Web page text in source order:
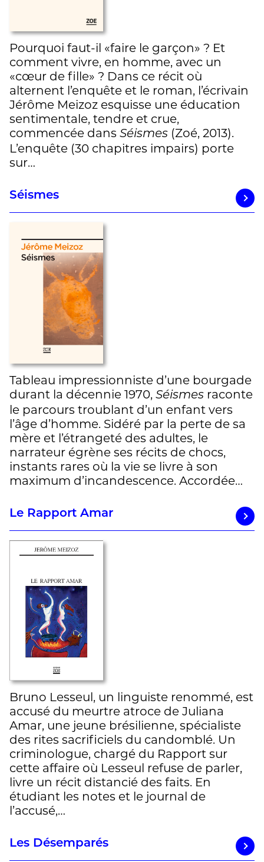
Pourquoi faut-il «faire le garçon» ? Et
comment vivre, en homme, avec un
«cœur de fille» ? Dans ce récit où
alternent l’enquête et le roman, l’écrivain
Jérôme Meizoz esquisse une éducation
sentimentale, tendre et crue,
commencée dans Séismes (Zoé, 2013).
L’enquête (30 chapitres impairs) porte
sur…
Séismes
Tableau impressionniste d’une bourgade
durant la décennie 1970, Séismes raconte
le parcours troublant d’un enfant vers
l’âge d’homme. Sidéré par la perte de sa
mère et l’étrangeté des adultes, le
narrateur égrène ses récits de chocs,
instants rares où la vie se livre à son
maximum d’incandescence. Accordée…
Le Rapport Amar
Bruno Lesseul, un linguiste renommé, est
accusé du meurtre atroce de Juliana
Amar, une jeune brésilienne, spécialiste
des rites sacrificiels du candomblé. Un
criminologue, chargé du Rapport sur
cette affaire où Lesseul refuse de parler,
livre un récit distancié des faits. En
étudiant les notes et le journal de
l’accusé,…
Les Désemparés